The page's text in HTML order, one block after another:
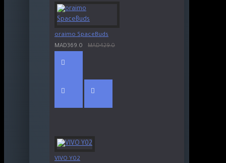
oraimo SpaceBuds
MAD369.0
MAD429.0
VIVO Y02